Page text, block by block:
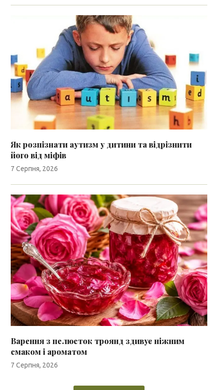
Як розпізнати аутизм у дитини та відрізнити
його від міфів
7 Серпня, 2026
Варення з пелюсток троянд здивує ніжним
смаком і ароматом
7 Серпня, 2026